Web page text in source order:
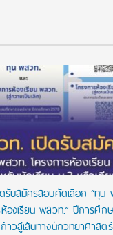
รับสมัครสอบคัดเลือก “ทุน
ห้องเรียน พสวท.” ปีการศึก
วสู่เส้นทางนักวิทยาศาสต